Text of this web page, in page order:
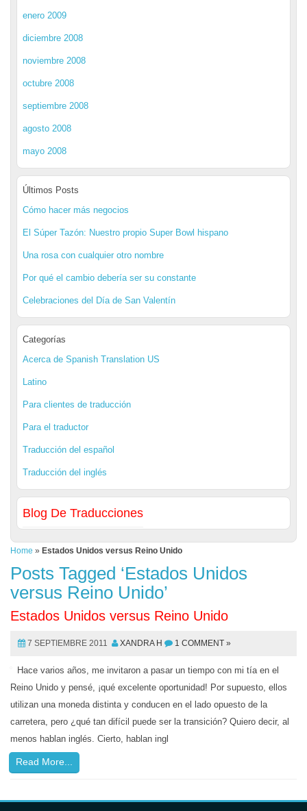
enero 2009
diciembre 2008
noviembre 2008
octubre 2008
septiembre 2008
agosto 2008
mayo 2008
Últimos Posts
Cómo hacer más negocios
El Súper Tazón: Nuestro propio Super Bowl hispano
Una rosa con cualquier otro nombre
Por qué el cambio debería ser su constante
Celebraciones del Día de San Valentín
Categorías
Acerca de Spanish Translation US
Latino
Para clientes de traducción
Para el traductor
Traducción del español
Traducción del inglés
Blog De Traducciones
Home » Estados Unidos versus Reino Unido
Posts Tagged ‘Estados Unidos
versus Reino Unido’
Estados Unidos versus Reino Unido
7 SEPTIEMBRE 2011 XANDRA H 1 COMMENT »
Hace varios años, me invitaron a pasar un tiempo con mi tía en el
Reino Unido y pensé, ¡qué excelente oportunidad! Por supuesto, ellos
utilizan una moneda distinta y conducen en el lado opuesto de la
carretera, pero ¿qué tan difícil puede ser la transición? Quiero decir, al
menos hablan inglés. Cierto, hablan ingl
Read More...